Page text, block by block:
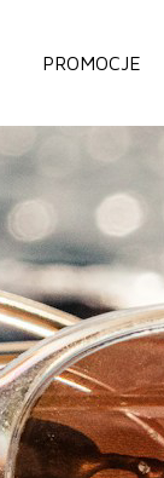
PROMOCJE